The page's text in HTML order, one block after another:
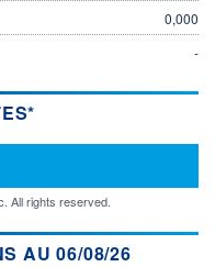
0,000
-
All rights reserved.
AU 06/08/26